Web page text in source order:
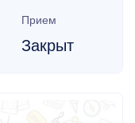
Прием
Закрыт